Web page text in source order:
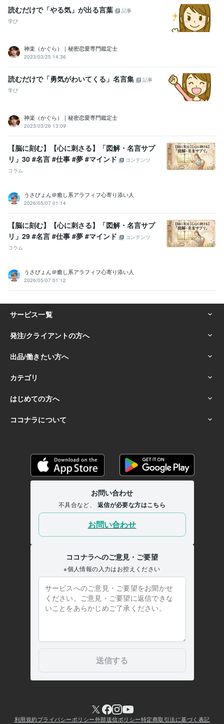
読むだけで「やる気」が出る言葉
記事
学び
神楽（かぐら）｜秘密恋愛専門鑑定士
2023/03/25 14:36
読むだけで「勇気がわいてくる」名言集
記事
学び
神楽（かぐら）｜秘密恋愛専門鑑定士
2023/03/26 13:09
【脳に刻む】【心に刺さる】「図解・名言サプ
リ」30 #名言 #仕事 #夢 #マインド
コンテンツ
コラム
うさぴょん＠癒し系アラフィフ心寄り添い人
2026/05/07 01:14
【脳に刻む】【心に刺さる】「図解・名言サプ
リ」29 #名言 #仕事 #夢 #マインド
コンテンツ
コラム
うさぴょん＠癒し系アラフィフ心寄り添い人
2026/05/07 01:12